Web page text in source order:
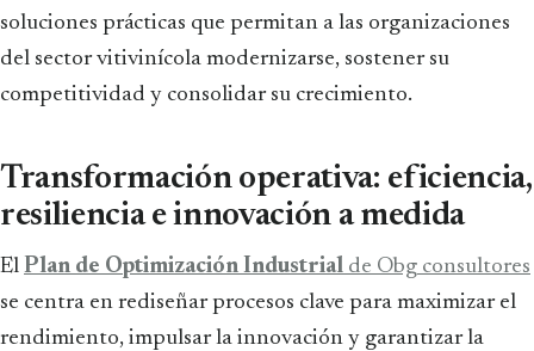
soluciones prácticas que permitan a las organizaciones
del sector vitivinícola modernizarse, sostener su
competitividad y consolidar su crecimiento.
Transformación operativa: eficiencia,
resiliencia e innovación a medida
El Plan de Optimización Industrial de Obg consultores
se centra en rediseñar procesos clave para maximizar el
rendimiento, impulsar la innovación y garantizar la